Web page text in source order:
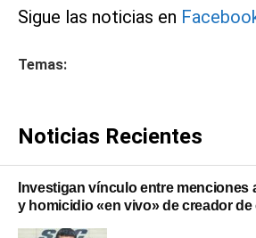
Sigue las noticias en
Temas:
Noticias Recientes
Investigan vínculo entre menciones
y homicidio «en vivo» de creador